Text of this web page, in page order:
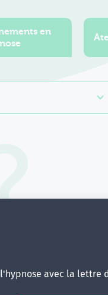
avec la lettre
en
ne